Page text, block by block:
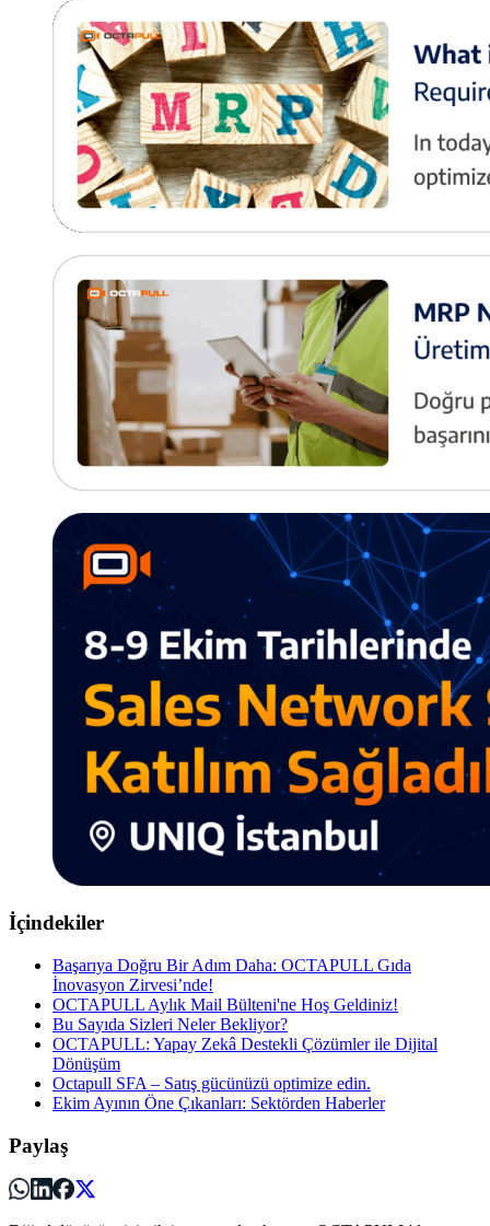
İçindekiler
Başarıya Doğru Bir Adım Daha: OCTAPULL Gıda
İnovasyon Zirvesi’nde!
OCTAPULL Aylık Mail Bülteni'ne Hoş Geldiniz!
Bu Sayıda Sizleri Neler Bekliyor?
OCTAPULL: Yapay Zekâ Destekli Çözümler ile Dijital
Dönüşüm
Octapull SFA – Satış gücünüzü optimize edin.
Ekim Ayının Öne Çıkanları: Sektörden Haberler
Paylaş